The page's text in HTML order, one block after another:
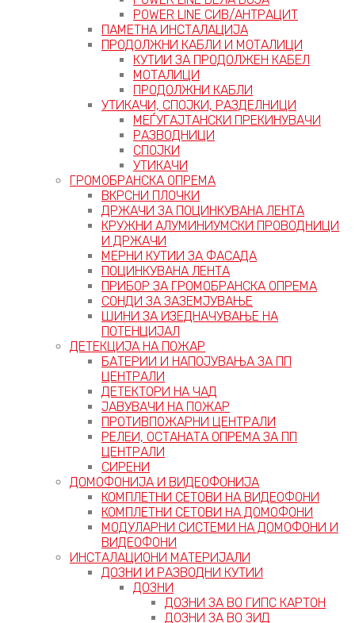
POWER LINE СИВ/АНТРАЦИТ
ПАМЕТНА ИНСТАЛАЦИЈА
ПРОДОЛЖНИ КАБЛИ И МОТАЛИЦИ
КУТИИ ЗА ПРОДОЛЖЕН КАБЕЛ
МОТАЛИЦИ
ПРОДОЛЖНИ КАБЛИ
УТИКАЧИ, СПОЈКИ, РАЗДЕЛНИЦИ
МЕЃУГАЈТАНСКИ ПРЕКИНУВАЧИ
РАЗВОДНИЦИ
СПОЈКИ
УТИКАЧИ
ГРОМОБРАНСКА ОПРЕМА
ВКРСНИ ПЛОЧКИ
ДРЖАЧИ ЗА ПОЦИНКУВАНА ЛЕНТА
КРУЖНИ АЛУМИНИУМСКИ ПРОВОДНИЦИ
И ДРЖАЧИ
МЕРНИ КУТИИ ЗА ФАСАДА
ПОЦИНКУВАНА ЛЕНТА
ПРИБОР ЗА ГРОМОБРАНСКА ОПРЕМА
СОНДИ ЗА ЗАЗЕМЈУВАЊЕ
ШИНИ ЗА ИЗЕДНАЧУВАЊЕ НА
ПОТЕНЦИЈАЛ
ДЕТЕКЦИЈА НА ПОЖАР
БАТЕРИИ И НАПОЈУВАЊА ЗА ПП
ЦЕНТРАЛИ
ДЕТЕКТОРИ НА ЧАД
ЈАВУВАЧИ НА ПОЖАР
ПРОТИВПОЖАРНИ ЦЕНТРАЛИ
РЕЛЕИ, ОСТАНАТА ОПРЕМА ЗА ПП
ЦЕНТРАЛИ
СИРЕНИ
ДОМОФОНИЈА И ВИДЕОФОНИЈА
КОМПЛЕТНИ СЕТОВИ НА ВИДЕОФОНИ
КОМПЛЕТНИ СЕТОВИ НА ДОМОФОНИ
МОДУЛАРНИ СИСТЕМИ НА ДОМОФОНИ И
ВИДЕОФОНИ
ИНСТАЛАЦИОНИ МАТЕРИЈАЛИ
ДОЗНИ И РАЗВОДНИ КУТИИ
ДОЗНИ
ДОЗНИ ЗА ВО ГИПС КАРТОН
ДОЗНИ ЗА ВО ЗИД